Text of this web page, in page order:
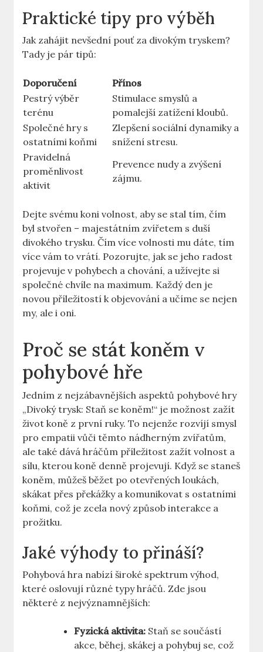
Praktické tipy pro výběh
Jak zahájit nevšední pouť za divokým tryskem?
Tady je pár tipů:
Doporučení
Přínos
Pestrý výběr
terénu
Stimulace smyslů a
pomalejší zatížení kloubů.
Společné hry s
ostatními koňmi
Zlepšení sociální dynamiky a
snížení stresu.
Pravidelná
proměnlivost
aktivit
Prevence nudy a zvýšení
zájmu.
Dejte svému koni volnost, aby se stal tím, čím
byl stvořen – majestátním zvířetem s duší
divokého trysku. Čím více volnosti mu dáte, tím
více vám to vrátí. Pozorujte, jak se jeho radost
projevuje v pohybech a chování, a užívejte si
společné chvíle na maximum. Každý den je
novou příležitostí k objevování a učíme se nejen
my, ale i oni.
Proč se stát koněm v
pohybové hře
Jedním z nejzábavnějších aspektů pohybové hry
„Divoký trysk: Staň se koněm!“ je možnost zažít
život koně z první ruky. To nejenže rozvíjí smysl
pro empatii vůči těmto nádherným zvířatům,
ale také dává hráčům příležitost zažít volnost a
sílu, kterou koně denně projevují. Když se staneš
koněm, můžeš běžet po otevřených loukách,
skákat přes překážky a komunikovat s ostatními
koňmi, což je zcela nový způsob interakce a
prožitku.
Jaké výhody to přináší?
Pohybová hra nabízí široké spektrum výhod,
které oslovují různé typy hráčů. Zde jsou
některé z nejvýznamnějších:
Fyzická aktivita: Staň se součástí
akce, běhej, skákej a pohybuj se, což